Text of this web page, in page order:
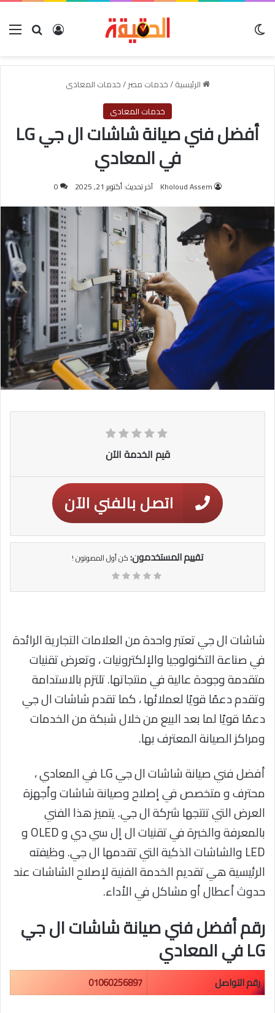
بحث عنتسجيل
الرئيسية/خدمات مصر/خدمات المعادى
خدمات المعادى
أفضل فني صيانة شاشات ال جي LG
في المعادي
Kholoud Assem آخر تحديث: أكتوبر 21, 2025 0
قيم الخدمة الآن
اتصل بالفني الآن
تقييم المستخدمون:كن أول المصوتون !
شاشات ال جي تعتبر واحدة من العلامات التجارية الرائدة
في صناعة التكنولوجيا والإلكترونيات ، وتعرض تقنيات
متقدمة وجودة عالية في منتجاتها. تلتزم بالاستدامة
وتقدم دعمًا قويًا لعملائها ، كما تقدم شاشات ال جي
دعمًا قويًا لما بعد البيع من خلال شبكة من الخدمات
ومراكز الصيانة المعترف بها.
أفضل فني صيانة شاشات ال جي LG في المعادي ،
محترف و متخصص في إصلاح وصيانة شاشات وأجهزة
العرض التي تنتجها شركة ال جي. يتميز هذا الفني
بالمعرفة والخبرة في تقنيات ال إل سي دي و OLED و
LED والشاشات الذكية التي تقدمها ال جي. وظيفته
الرئيسية هي تقديم الخدمة الفنية لإصلاح الشاشات عند
حدوث أعطال أو مشاكل في الأداء.
رقم أفضل فني صيانة شاشات ال جي
LG في المعادي
رقم التواصل 01060256897